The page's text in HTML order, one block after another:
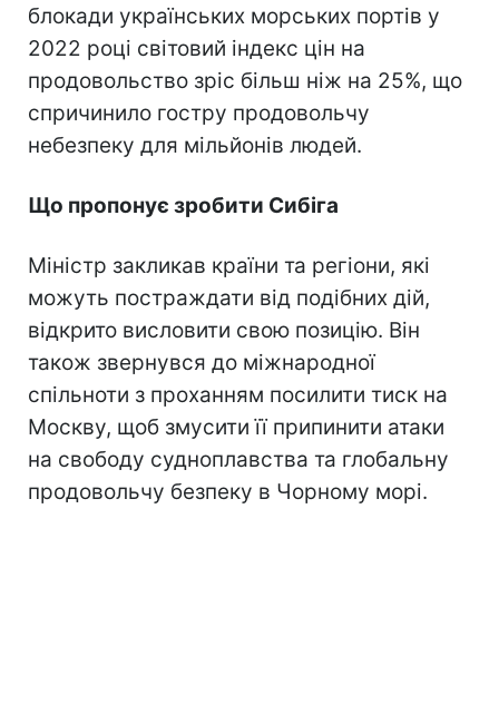
блокади українських морських портів у
2022 році світовий індекс цін на
продовольство зріс більш ніж на 25%, що
спричинило гостру продовольчу
небезпеку для мільйонів людей.
Що пропонує зробити Сибіга
Міністр закликав країни та регіони, які
можуть постраждати від подібних дій,
відкрито висловити свою позицію. Він
також звернувся до міжнародної
спільноти з проханням посилити тиск на
Москву, щоб змусити її припинити атаки
на свободу судноплавства та глобальну
продовольчу безпеку в Чорному морі.